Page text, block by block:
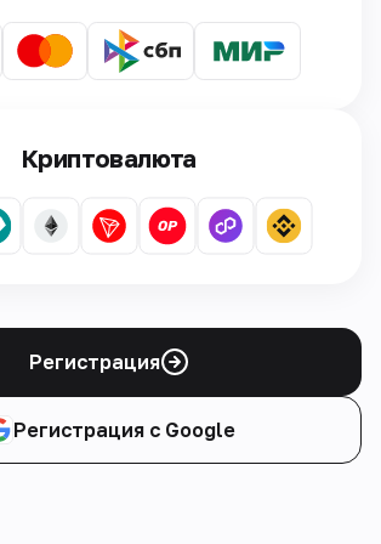
Криптовалюта
Регистрация
Регистрация с Google